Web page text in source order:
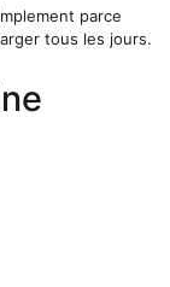
parce
tous les jours.